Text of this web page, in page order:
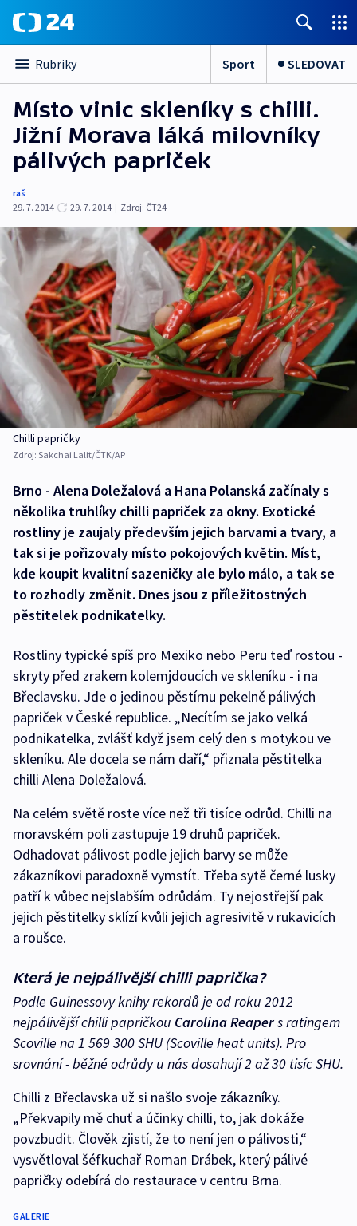
Rubriky Sport SLEDOVAT
Místo vinic skleníky s chilli.
Jižní Morava láká milovníky
pálivých papriček
raš
29. 7. 2014
29. 7. 2014 | Zdroj: ČT24
Chilli papričky
Zdroj: Sakchai Lalit/ČTK/AP
Brno - Alena Doležalová a Hana Polanská začínaly s
několika truhlíky chilli papriček za okny. Exotické
rostliny je zaujaly především jejich barvami a tvary, a
tak si je pořizovaly místo pokojových květin. Míst,
kde koupit kvalitní sazeničky ale bylo málo, a tak se
to rozhodly změnit. Dnes jsou z příležitostných
pěstitelek podnikatelky.
Rostliny typické spíš pro Mexiko nebo Peru teď rostou -
skryty před zrakem kolemjdoucích ve skleníku - i na
Břeclavsku. Jde o jedinou pěstírnu pekelně pálivých
papriček v České republice. „Necítím se jako velká
podnikatelka, zvlášť když jsem celý den s motykou ve
skleníku. Ale docela se nám daří,“ přiznala pěstitelka
chilli Alena Doležalová.
Na celém světě roste více než tři tisíce odrůd. Chilli na
moravském poli zastupuje 19 druhů papriček.
Odhadovat pálivost podle jejich barvy se může
zákazníkovi paradoxně vymstít. Třeba sytě černé lusky
patří k vůbec nejslabším odrůdám. Ty nejostřejší pak
jejich pěstitelky sklízí kvůli jejich agresivitě v rukavicích
a roušce.
Která je nejpálivější chilli paprička?
Podle Guinessovy knihy rekordů je od roku 2012
nejpálivější chilli papričkou Carolina Reapers ratingem
Scoville na 1 569 300 SHU (Scoville heat units). Pro
srovnání - běžné odrůdy u nás dosahují 2 až 30 tisíc SHU.
Chilli z Břeclavska už si našlo svoje zákazníky.
„Překvapily mě chuť a účinky chilli, to, jak dokáže
povzbudit. Člověk zjistí, že to není jen o pálivosti,“
vysvětloval šéfkuchař Roman Drábek, který pálivé
papričky odebírá do restaurace v centru Brna.
GALERIE